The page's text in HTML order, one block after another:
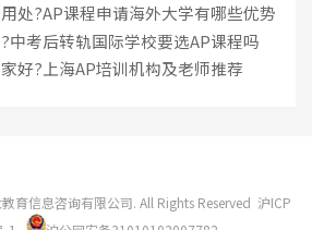
处?AP课程申请海外大学有哪些优势
中考后转轨国际学校要选AP课程吗
好?上海AP培训机构及老师推荐
育信息咨询有限公司. All Rights Reserved 沪ICP